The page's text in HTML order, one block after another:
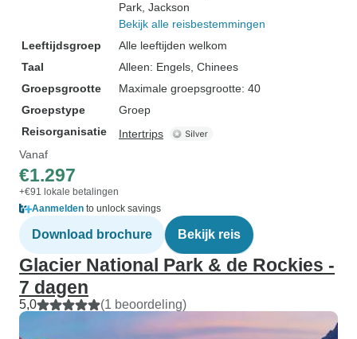
Park , Jackson
Bekijk alle reisbestemmingen
Leeftijdsgroep
Alle leeftijden welkom
Taal
Alleen: Engels, Chinees
Groepsgrootte
Maximale groepsgrootte: 40
Groepstype
Groep
Reisorganisatie
Intertrips
Vanaf
€1.297
+€91 lokale betalingen
Aanmelden to unlock savings
Download brochure Bekijk reis
Glacier National Park & de Rockies -
7 dagen
5,0 (1 beoordeling)